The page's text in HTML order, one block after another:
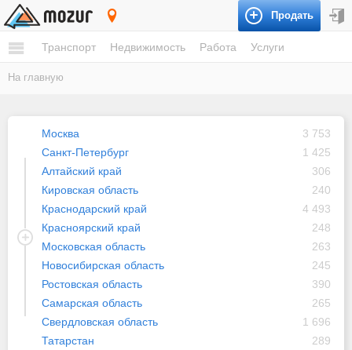
Продать
Транспорт Недвижимость Работа Услуги
На главную
Москва
3 753
Санкт-Петербург
1 425
Алтайский край
306
Кировская область
240
Краснодарский край
4 493
Красноярский край
248
Московская область
263
Новосибирская область
245
Ростовская область
390
Самарская область
265
Свердловская область
1 696
Татарстан
289